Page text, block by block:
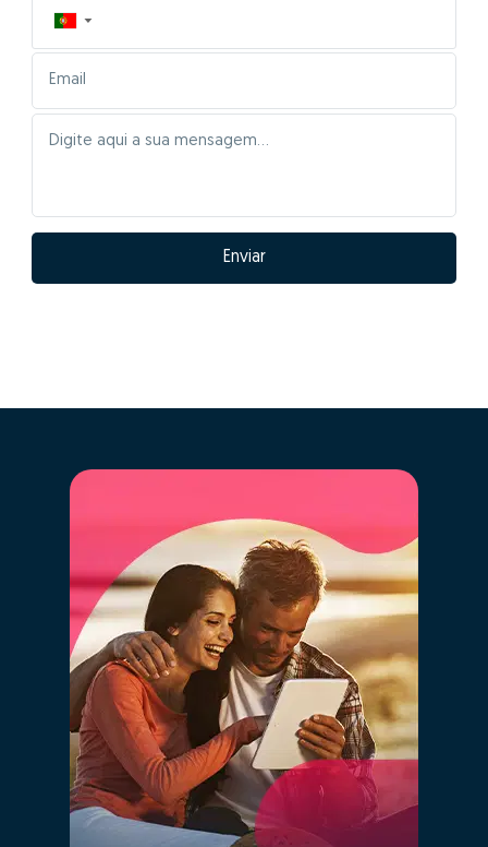
▼
Enviar